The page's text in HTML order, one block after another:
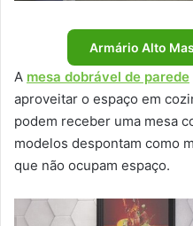
Armário Alto
A mesa dobrável de parede
aproveitar o espaço em
podem receber uma mesa
modelos despontam como
que não ocupam espaço.